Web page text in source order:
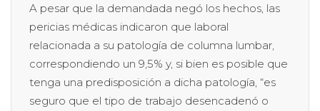
A pesar que la demandada negó los hechos, las
pericias médicas indicaron que laboral
relacionada a su patología de columna lumbar,
correspondiendo un 9,5% y, si bien es posible que
tenga una predisposición a dicha patología, “es
seguro que el tipo de trabajo desencadenó o